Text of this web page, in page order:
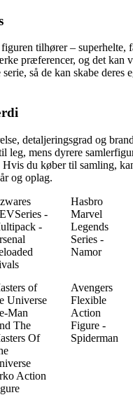
tilhører – superhelte,
præferencer, og det kan
så de kan skabe deres
detaljeringsgrad og
leg, mens dyrere
du køber til samling,
og oplag.
-
-
Hasbro
Marvel
Legends
Series -
Namor
of
Universe
Man
The
Of
Action
Avengers
Flexible
Action
Figure -
Spiderman